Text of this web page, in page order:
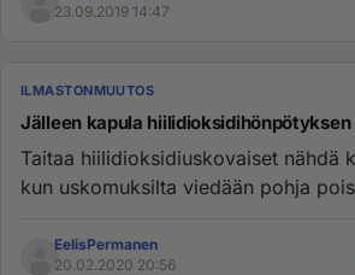
23.09.2019 14:47
ILMASTONMUUTOS
Jälleen kapula
Taitaa hiilidioksidiuskovaiset nähdä
kun uskomuksilta viedään pohja
EelisPermanen
20.02.2020 20:56